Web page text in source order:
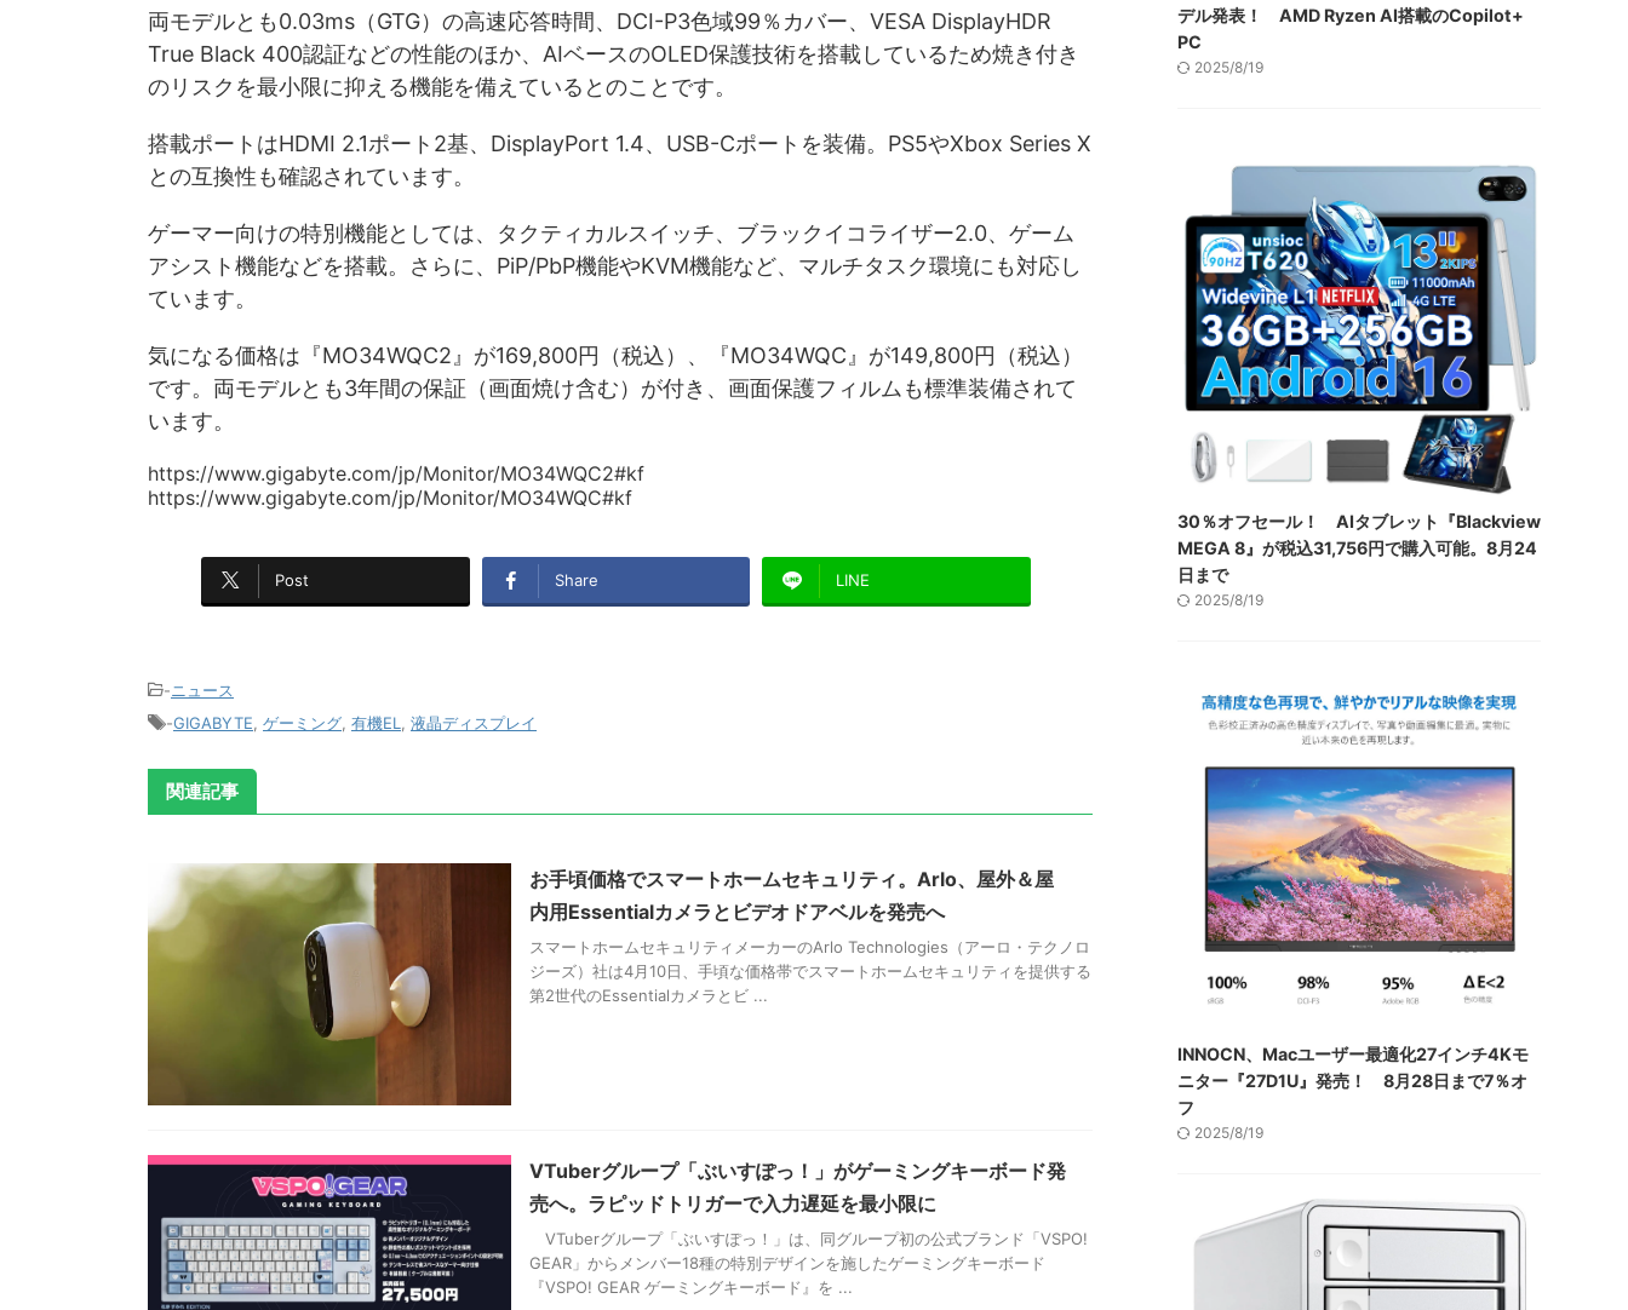
両モデルとも0.03ms（GTG）の高速応答時間、DCI-P3色域99％カバー、VESA DisplayHDR
True Black 400認証などの性能のほか、AIベースのOLED保護技術を搭載しているため焼き付き
のリスクを最小限に抑える機能を備えているとのことです。
搭載ポートはHDMI 2.1ポート2基、DisplayPort 1.4、USB-Cポートを装備。PS5やXbox Series X
との互換性も確認されています。
ゲーマー向けの特別機能としては、タクティカルスイッチ、ブラックイコライザー2.0、ゲーム
アシスト機能などを搭載。さらに、PiP/PbP機能やKVM機能など、マルチタスク環境にも対応し
ています。
気になる価格は『MO34WQC2』が169,800円（税込）、『MO34WQC』が149,800円（税込）
です。両モデルとも3年間の保証（画面焼け含む）が付き、画面保護フィルムも標準装備されて
います。
https://www.gigabyte.com/jp/Monitor/MO34WQC2#kf
https://www.gigabyte.com/jp/Monitor/MO34WQC#kf
Post Share LINE
-ニュース
-GIGABYTE ゲーミング 有機EL 液晶ディスプレイ
関連記事
お手頃価格でスマートホームセキュリティ。Arlo、屋外＆屋
内用Essentialカメラとビデオドアベルを発売へ
スマートホームセキュリティメーカーのArlo Technologies（アーロ・テクノロ
ジーズ）社は4月10日、手頃な価格帯でスマートホームセキュリティを提供する
第2世代のEssentialカメラとビ ...
VTuberグループ「ぶいすぽっ！」がゲーミングキーボード発
売へ。ラピッドトリガーで入力遅延を最小限に
VTuberグループ「ぶいすぽっ！」は、同グループ初の公式ブランド「VSPO!
GEAR」からメンバー18種の特別デザインを施したゲーミングキーボード
『VSPO! GEAR ゲーミングキーボード』を ...
デル発表！ AMD Ryzen AI搭載のCopilot+
PC
2025/8/19
30％オフセール！ AIタブレット『Blackview
MEGA 8』が税込31,756円で購入可能。8月24
日まで
2025/8/19
INNOCN、Macユーザー最適化27インチ4Kモ
ニター『27D1U』発売！ 8月28日まで7％オ
フ
2025/8/19